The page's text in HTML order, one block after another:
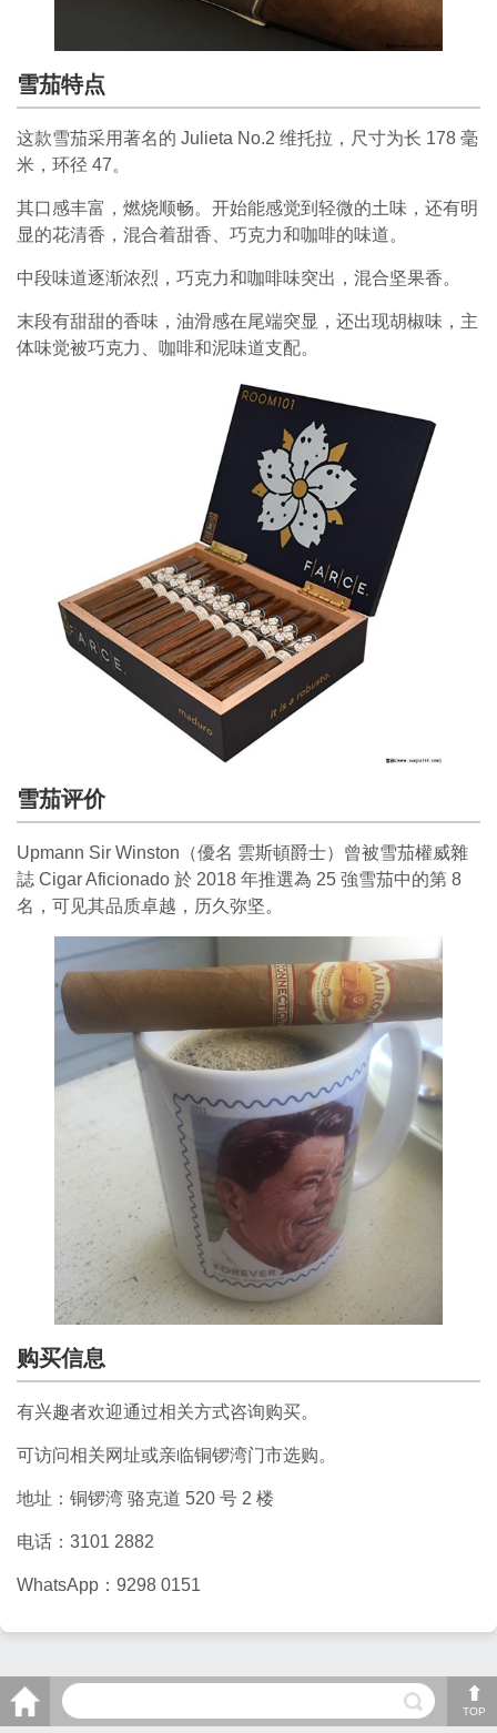
雪茄特点
这款雪茄采用著名的 Julieta No.2 维托拉，尺寸为长 178 毫
米，环径 47。
其口感丰富，燃烧顺畅。开始能感觉到轻微的土味，还有明
显的花清香，混合着甜香、巧克力和咖啡的味道。
中段味道逐渐浓烈，巧克力和咖啡味突出，混合坚果香。
末段有甜甜的香味，油滑感在尾端突显，还出现胡椒味，主
体味觉被巧克力、咖啡和泥味道支配。
雪茄评价
Upmann Sir Winston（優名 雲斯頓爵士）曾被雪茄權威雜
誌 Cigar Aficionado 於 2018 年推選為 25 強雪茄中的第 8
名，可见其品质卓越，历久弥坚。
购买信息
有兴趣者欢迎通过相关方式咨询购买。
可访问相关网址或亲临铜锣湾门市选购。
地址：铜锣湾 骆克道 520 号 2 楼
电话：3101 2882
WhatsApp：9298 0151
TOP